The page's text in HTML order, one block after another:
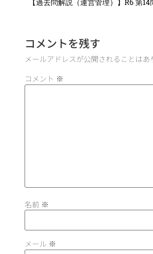
コメントを残す
メールアドレスが公開されることはあ
コメント ※
名前 ※
メール ※